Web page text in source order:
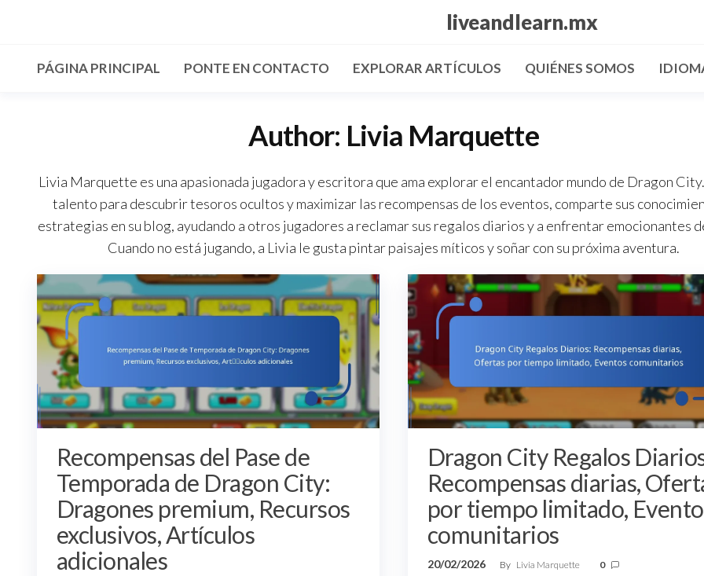
content
liveandlearn.mx
PÁGINA PRINCIPAL PONTE EN CONTACTO EXPLORAR ARTÍCULOS QUIÉNES SOMOS
Author: Livia Marquette
Livia Marquette es una apasionada jugadora y escritora que ama explorar el encantador mundo de Dragon
talento para descubrir tesoros ocultos y maximizar las recompensas de los eventos, comparte sus
estrategias en su blog, ayudando a otros jugadores a reclamar sus regalos diarios y a enfrentar emocionantes
Cuando no está jugando, a Livia le gusta pintar paisajes míticos y soñar con su próxima aventura.
Recompensas del Pase de
Temporada de Dragon City:
Dragones premium, Recursos
exclusivos, Artículos
adicionales
Dragon City Regalos
Recompensas diarias,
por tiempo limitado,
comunitarios
20/02/2026 By Livia Marquette 0